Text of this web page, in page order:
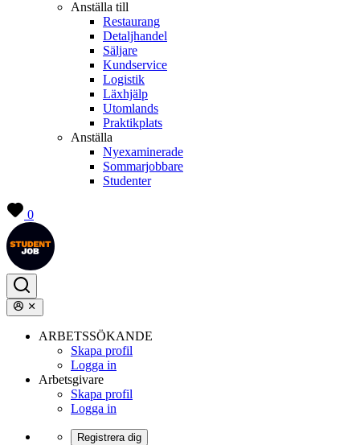
Anställa till
Restaurang
Detaljhandel
Säljare
Kundservice
Logistik
Läxhjälp
Utomlands
Praktikplats
Anställa
Nyexaminerade
Sommarjobbare
Studenter
0
ARBETSSÖKANDE
Skapa profil
Logga in
Arbetsgivare
Skapa profil
Logga in
Registrera dig